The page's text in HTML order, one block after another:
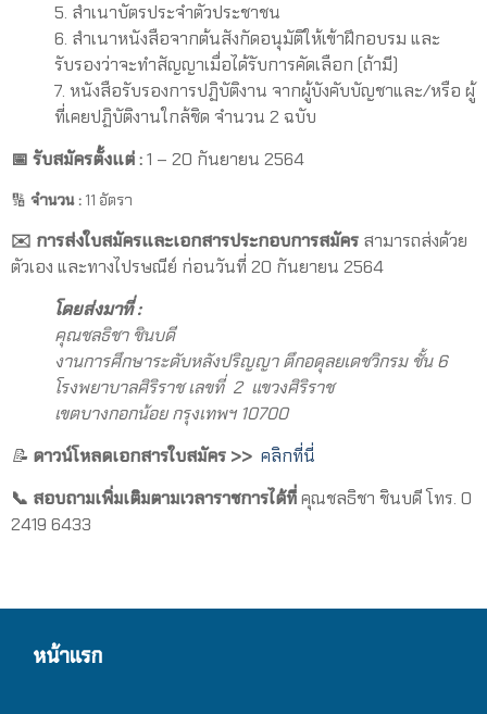
5. สำเนาบัตรประจำตัวประชาชน
6. สำเนาหนังสือจากต้นสังกัดอนุมัติให้เข้าฝึกอบรม และ
รับรองว่าจะทำสัญญาเมื่อได้รับการคัดเลือก (ถ้ามี)
7. หนังสือรับรองการปฏิบัติงาน จากผู้บังคับบัญชาและ/หรือ ผู้
ที่เคยปฏิบัติงานใกล้ชิด จำนวน 2 ฉบับ
📅 รับสมัครตั้งแต่ :1 – 20 กันยายน 2564
🔢 จำนวน : 11 อัตรา
✉️ การส่งใบสมัครและเอกสารประกอบการสมัคร สามารถส่งด้วย
ตัวเอง และทางไปรษณีย์ ก่อนวันที่ 20 กันยายน 2564
โดยส่งมาที่ :
คุณชลธิชา ชินบดี
งานการศึกษาระดับหลังปริญญา ตึกอดุลยเดชวิกรม ชั้น6
โรงพยาบาลศิริราช เลขที่2 แขวงศิริราช
เขตบางกอกน้อย กรุงเทพฯ 10700
📝 ดาวน์โหลดเอกสารใบสมัคร >> คลิกที่นี่
📞 สอบถามเพิ่มเติมตามเวลาราชการได้ที่คุณชลธิชา ชินบดี โทร. 0
2419 6433
หน้าแรก